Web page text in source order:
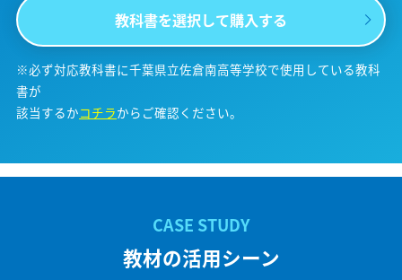
教科書を選択して購入する
※必ず対応教科書に千葉県立佐倉南高等学校で使用している教科
書が
該当するかコチラからご確認ください。
教材の活用シーン